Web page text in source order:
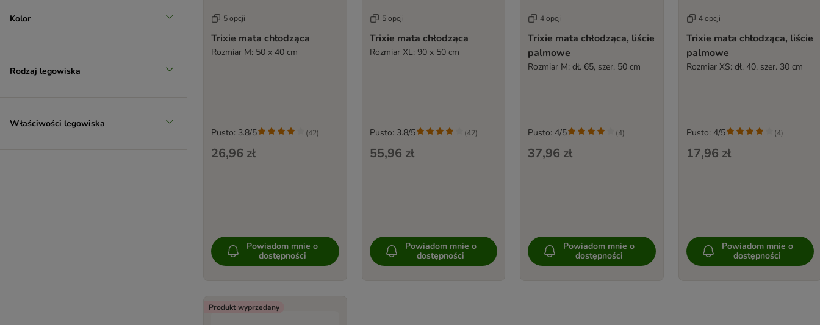
Kolor
Rodzaj legowiska
Właściwości legowiska
5 opcji
Trixie mata chłodząca
Rozmiar M: 50 x 40 cm
26,96 zł
Pusto: 3.8/5 (42)
Powiadom mnie o
dostępności
5 opcji
Trixie mata chłodząca
Rozmiar XL: 90 x 50 cm
55,96 zł
Pusto: 3.8/5 (42)
Powiadom mnie o
dostępności
4 opcji
Trixie mata chłodząca, liście
palmowe
Rozmiar M: dł. 65, szer. 50 cm
37,96 zł
Pusto: 4/5 (4)
Powiadom mnie o
dostępności
4 opcji
Trixie mata chłodząca, liście
palmowe
Rozmiar XS: dł. 40, szer. 30 cm
17,96 zł
Pusto: 4/5 (4)
Powiadom mnie o
dostępności
Produkt wyprzedany